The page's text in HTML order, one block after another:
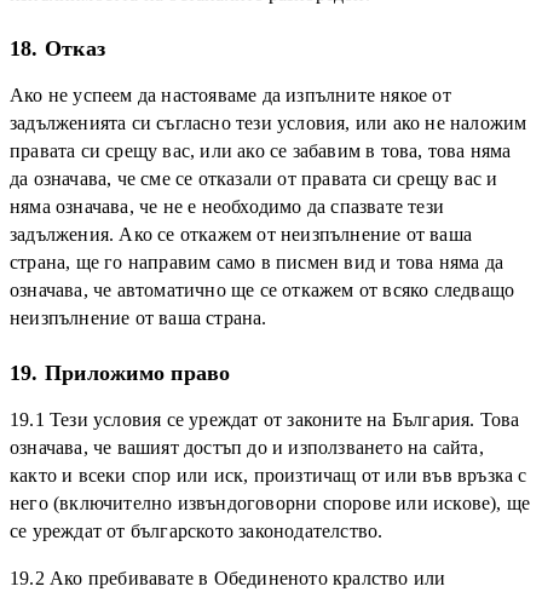
18. Отказ
Ако не успеем да настояваме да изпълните някое от
задълженията си съгласно тези условия, или ако не наложим
правата си срещу вас, или ако се забавим в това, това няма
да означава, че сме се отказали от правата си срещу вас и
няма означава, че не е необходимо да спазвате тези
задължения. Ако се откажем от неизпълнение от ваша
страна, ще го направим само в писмен вид и това няма да
означава, че автоматично ще се откажем от всяко следващо
неизпълнение от ваша страна.
19. Приложимо право
19.1 Тези условия се уреждат от законите на България. Това
означава, че вашият достъп до и използването на сайта,
както и всеки спор или иск, произтичащ от или във връзка с
него (включително извъндоговорни спорове или искове), ще
се уреждат от българското законодателство.
19.2 Ако пребивавате в Обединеното кралство или